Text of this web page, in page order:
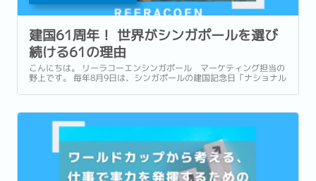
建国61周年！ 世界がシンガポールを選び
続ける61の理由
こんにちは。 リーラコーエンシンガポール マーケティング担当の
野上です。 毎年8月9日は、シンガポールの建国記念日「ナショナル
国61周年を迎えます。...